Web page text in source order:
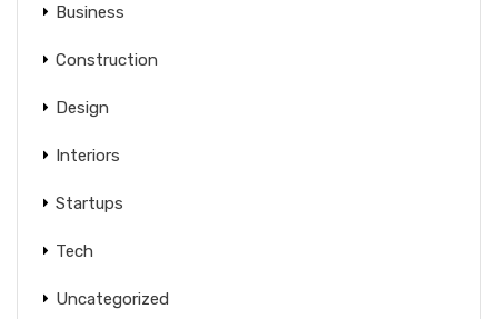
Business
Construction
Design
Interiors
Startups
Tech
Uncategorized